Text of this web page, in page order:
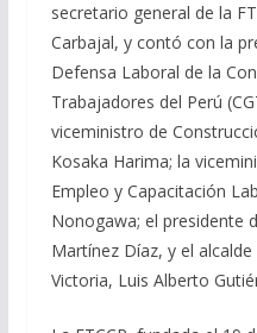
secretario general de la
Carbajal, y contó con la
Defensa Laboral de la
Trabajadores del Perú
viceministro de
Kosaka Harima; la
Empleo y Capacitación
Nonogawa; el presidente
Martínez Díaz, y el
Victoria, Luis Alberto